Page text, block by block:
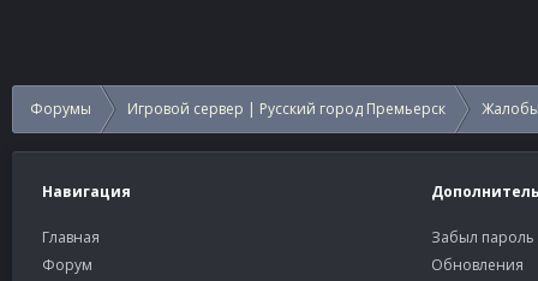
Форумы Игровой сервер | Русский город Премьерск
Навигация
Главная
Форум
Забыл пароль
Обновления